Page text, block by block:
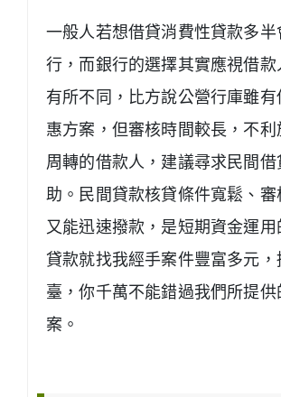
一般人若想借貸消費性貸款多半
行，而銀行的選擇其實應視借款
有所不同，比方說公營行庫雖
惠方案，但審核時間較長，不
周轉的借款人，建議尋求民間借
助。民間貸款核貸條件寬鬆、審
又能迅速撥款，是短期資金運用
貸款就找我經手案件豐富多元，
臺，你千萬不能錯過我們所提供
案。